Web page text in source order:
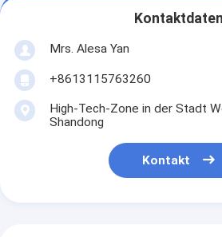
Kontaktdaten
Mrs. Alesa Yan
+8613115763260
High-Tech-Zone in der Stadt
Shandong
Kontakt